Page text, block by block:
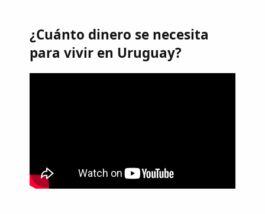
¿Cuánto dinero se necesita
para vivir en Uruguay?